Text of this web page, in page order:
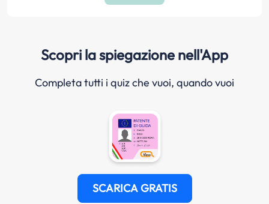
Scopri la spiegazione nell'App
Completa tutti i quiz che vuoi, quando vuoi
SCARICA GRATIS